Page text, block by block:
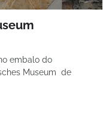
embalo do
Museum de